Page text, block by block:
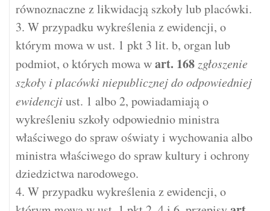
równoznaczne z likwidacją szkoły lub placówki.
3. W przypadku wykreślenia z ewidencji, o
którym mowa w ust. 1 pkt 3 lit. b, organ lub
podmiot, o których mowa wart. 168 zgłoszenie
szkoły i placówki niepublicznej do odpowiedniej
ewidencjiust. 1 albo 2, powiadamiają o
wykreśleniu szkoły odpowiednio ministra
właściwego do spraw oświaty i wychowania albo
ministra właściwego do spraw kultury i ochrony
dziedzictwa narodowego.
4. W przypadku wykreślenia z ewidencji, o